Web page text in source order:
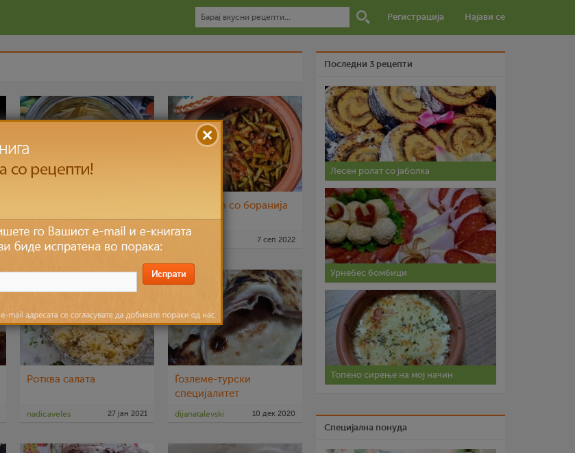
Регистрација Најави се
во шише
nadicaveles 2 окт 2022
Антипаста со боранија
7 сеп 2022
Ротква салата
nadicaveles 27 јан 2021
Ѓозлеме-турски
специјалитет
dijanatalevski 10 дек 2020
Последни 3 рецепти
Лесен ролат со јаболка
Урнебес бомбици
Топено сирење на мој начин
Специјална понуда